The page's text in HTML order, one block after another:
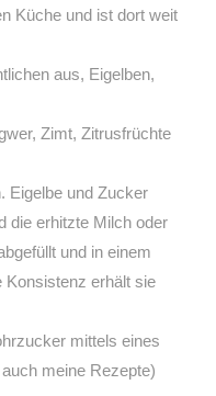
Küche und ist dort weit
aus, Eigelben,
Zimt, Zitrusfrüchte
Eigelbe und Zucker
die erhitzte Milch oder
und in einem
Konsistenz erhält sie
mittels eines
meine Rezepte)